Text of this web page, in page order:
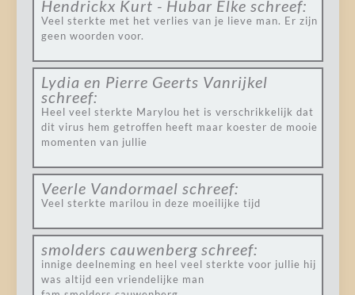
Hendrickx Kurt - Hubar Elke schreef:
Veel sterkte met het verlies van je lieve man. Er zijn
geen woorden voor.
Lydia en Pierre Geerts Vanrijkel
schreef:
Heel veel sterkte Marylou het is verschrikkelijk dat
dit virus hem getroffen heeft maar koester de mooie
momenten van jullie
Veerle Vandormael schreef:
Veel sterkte marilou in deze moeilijke tijd
smolders cauwenberg schreef:
innige deelneming en heel veel sterkte voor jullie hij
was altijd een vriendelijke man